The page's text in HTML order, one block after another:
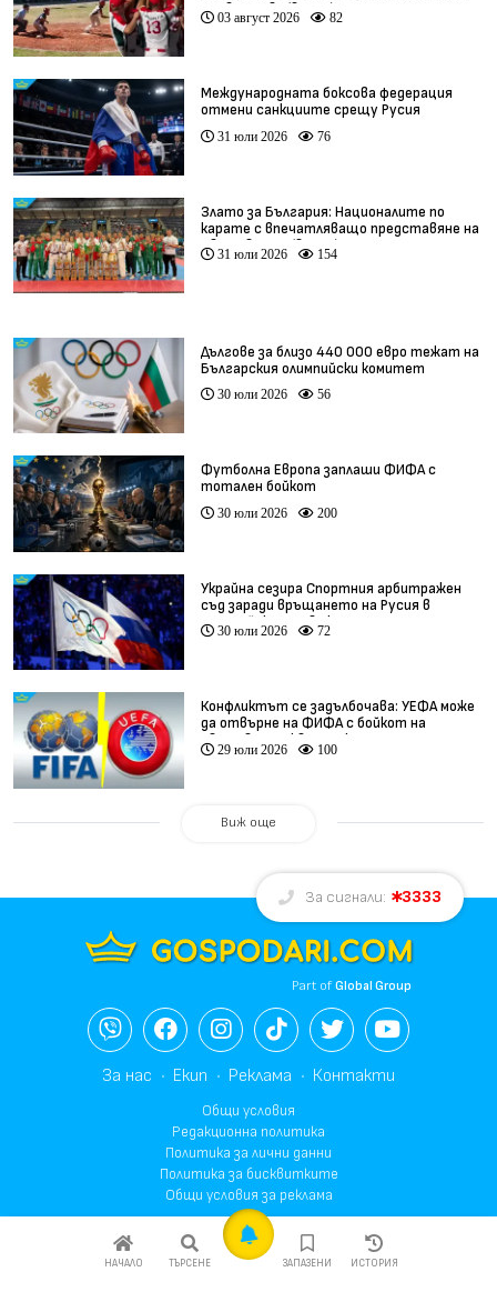
първенство (видео)
03 август 2026 82
Международната боксова федерация
отмени санкциите срещу Русия
31 юли 2026 76
Злато за България: Националите по
карате с впечатляващо представяне на
Световното (видео)
31 юли 2026 154
Дългове за близо 440 000 евро тежат на
Българския олимпийски комитет
30 юли 2026 56
Футболна Европа заплаши ФИФА с
тотален бойкот
30 юли 2026 200
Украйна сезира Спортния арбитражен
съд заради връщането на Русия в
олимпийското движение
30 юли 2026 72
Конфликтът се задълбочава: УЕФА може
да отвърне на ФИФА с бойкот на
световните квалификации
29 юли 2026 100
Виж още
НАЧАЛО ТЪРСЕНЕ ЗАПАЗЕНИ ИСТОРИЯ
За сигнали: 3333
Part ofGlobal Group
За нас Екип Реклама Контакти
Общи условия
Редакционна политика
Политика за лични данни
Политика за бисквитките
Общи условия за реклама
© 2003-2026 Gospodari.com, Всички права запазени.